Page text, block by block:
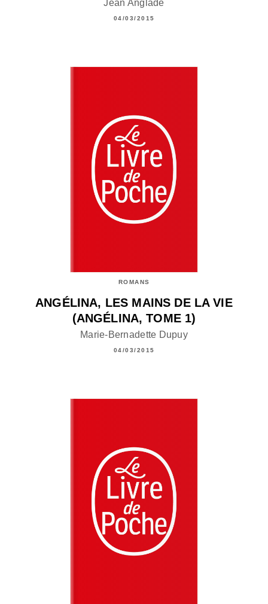
Jean Anglade
04/03/2015
ROMANS
ANGÉLINA, LES MAINS DE LA VIE
(ANGÉLINA, TOME 1)
Marie-Bernadette Dupuy
04/03/2015